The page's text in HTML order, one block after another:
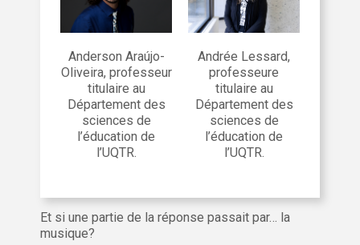
Anderson Araújo-
Oliveira, professeur
titulaire au
Département des
sciences de
l’éducation de
l’UQTR.
Andrée Lessard,
professeure
titulaire au
Département des
sciences de
l’éducation de
l’UQTR.
Et si une partie de la réponse passait par… la
musique?